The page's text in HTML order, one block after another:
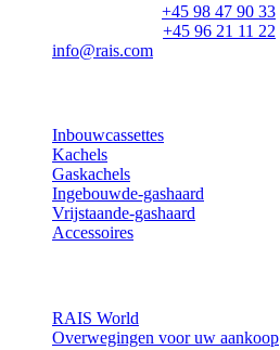
+45 98 47 90 33
+45 96 21 11 22
info@rais.com
Inbouwcassettes
Kachels
Gaskachels
Ingebouwde-gashaard
Vrijstaande-gashaard
Accessoires
RAIS World
Overwegingen voor uw aankoop